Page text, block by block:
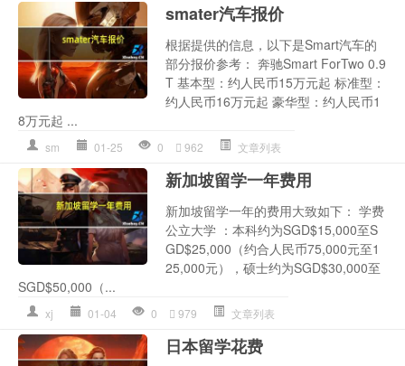
smater汽车报价
根据提供的信息，以下是Smart汽车的
部分报价参考： 奔驰Smart ForTwo 0.9
T 基本型：约人民币15万元起 标准型：
约人民币16万元起 豪华型：约人民币1
8万元起 ...
sm 01-25 0 962 文章列表
新加坡留学一年费用
新加坡留学一年的费用大致如下： 学费
公立大学 ：本科约为SGD$15,000至S
GD$25,000（约合人民币75,000元至1
25,000元），硕士约为SGD$30,000至
SGD$50,000（...
xj 01-04 0 979 文章列表
日本留学花费